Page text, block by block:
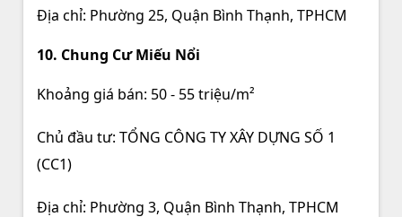
Địa chỉ: Phường 25, Quận Bình Thạnh, TPHCM
10. Chung Cư Miếu Nổi
Khoảng giá bán: 50 - 55 triệu/m²
Chủ đầu tư: TỔNG CÔNG TY XÂY DỰNG SỐ 1
(CC1)
Địa chỉ: Phường 3, Quận Bình Thạnh, TPHCM